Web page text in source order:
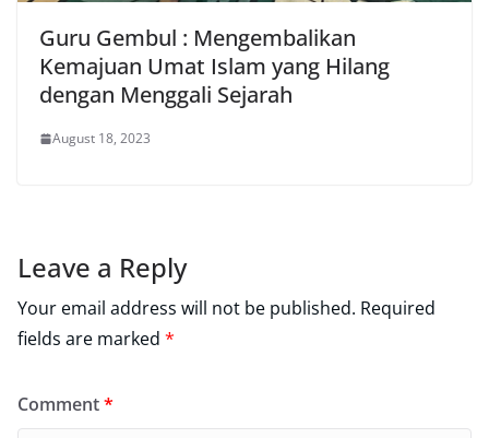
Guru Gembul : Mengembalikan
Kemajuan Umat Islam yang Hilang
dengan Menggali Sejarah
August 18, 2023
Leave a Reply
Your email address will not be published. Required
fields are marked *
Comment*